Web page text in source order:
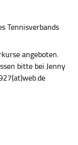
Tennisverbands
angeboten.
bitte bei Jenny